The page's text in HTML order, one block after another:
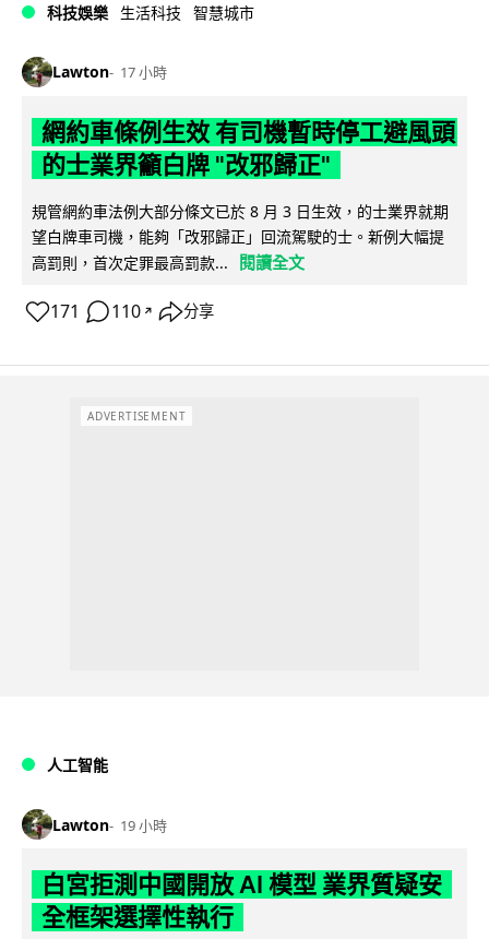
科技娛樂 生活科技 智慧城市
Lawton 17 小時
網約車條例生效 有司機暫時停工避風頭
的士業界籲白牌 "改邪歸正"
規管網約車法例大部分條文已於 8 月 3 日生效，的士業界就期
望白牌車司機，能夠「改邪歸正」回流駕駛的士。新例大幅提
高罰則，首次定罪最高罰款...
閱讀全文
171 110 ↗ 分享
ADVERTISEMENT
人工智能
Lawton 19 小時
白宮拒測中國開放 AI 模型 業界質疑安
全框架選擇性執行